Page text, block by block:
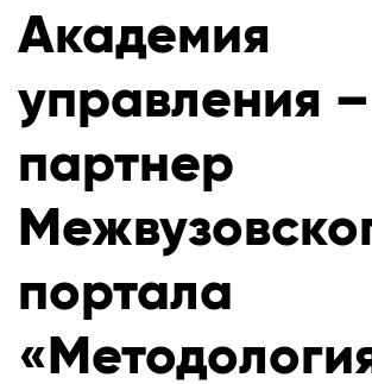
Академия
управления –
партнер
портала